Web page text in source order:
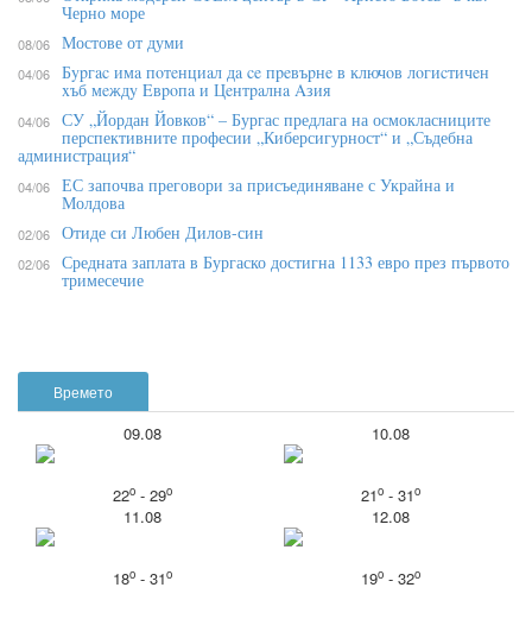
Времето
09.08
22o- 29o
10.08
21o- 31o
11.08
18o- 31o
12.08
19o- 32o
Черно море
08/06 Мостове от думи
04/06 Бypгac имa пoтeнциaл дa ce пpeвъpнe в ĸлючoв лoгиcтичeн
xъб мeждy Eвpoпa и Цeнтpaлнa Aзия
04/06 СУ „Йордан Йовков“ – Бургас предлага на осмокласниците
перспективните професии „Киберсигурност“ и „Съдебна
администрация“
04/06 ЕС започва преговори за присъединяване с Украйна и
Молдова
02/06 Отиде си Любен Дилов-син
02/06 Средната заплата в Бургаско достигна 1133 евро през първото
тримесечие